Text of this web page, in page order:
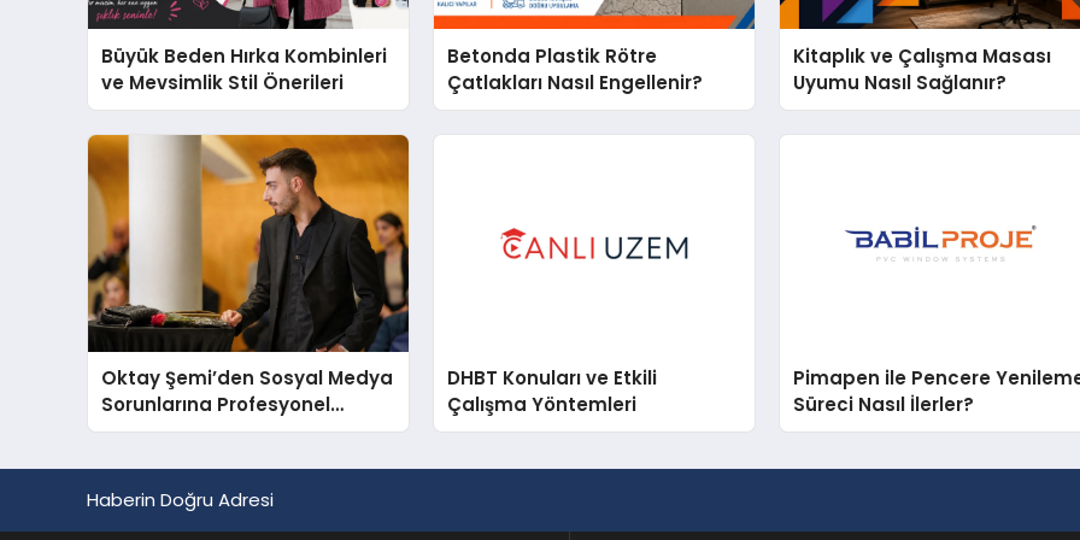
Büyük Beden Hırka Kombinleri
ve Mevsimlik Stil Önerileri
Betonda Plastik Rötre
Çatlakları Nasıl Engellenir?
Kitaplık ve Çalışma Masası
Uyumu Nasıl Sağlanır?
Oktay Şemi’den Sosyal Medya
Sorunlarına Profesyonel
Müdahale ve Hızlı Çözüm
DHBT Konuları ve Etkili
Çalışma Yöntemleri
Pimapen ile Pencere
Süreci Nasıl İlerler?
Haberin Doğru Adresi